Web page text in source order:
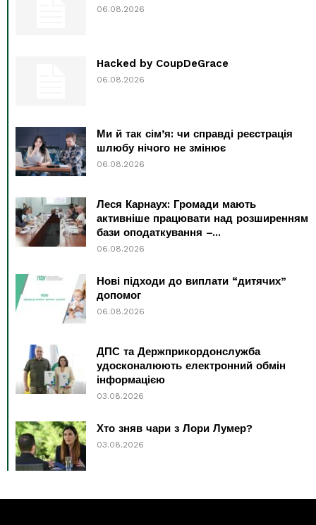
06.08.2026
Hacked by CoupDeGrace
06.08.2026
Ми й так сім’я: чи справді реєстрація
шлюбу нічого не змінює
06.08.2026
Леся Карнаух: Громади мають
активніше працювати над розширенням
бази оподаткування –...
06.08.2026
Нові підходи до виплати “дитячих”
допомог
06.08.2026
ДПС та Держприкордонслужба
удосконалюють електронний обмін
інформацією
03.08.2026
Хто зняв чари з Лори Лумер?
03.08.2026